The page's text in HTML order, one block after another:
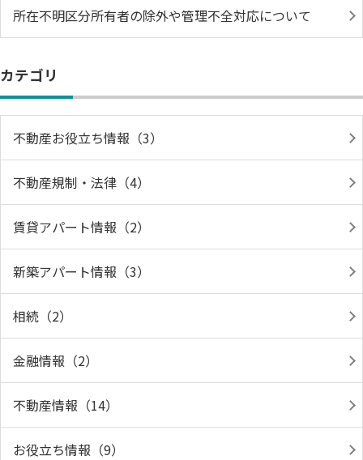
所在不明区分所有者の除外や管理不全対応について
カテゴリ
不動産お役立ち情報（3）
不動産規制・法律（4）
賃貸アパート情報（2）
新築アパート情報（3）
相続（2）
金融情報（2）
不動産情報（14）
お役立ち情報（9）